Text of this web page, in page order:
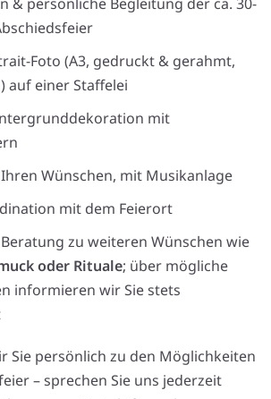
Foto (A3, gedruckt & gerahmt,
auf einer Staffelei
mit
Wünschen, mit Musikanlage
mit dem Feierort
zu weiteren Wünschen wie
oder Rituale; über mögliche
informieren wir Sie stets
Sie persönlich zu den Möglichkeiten
– sprechen Sie uns jederzeit